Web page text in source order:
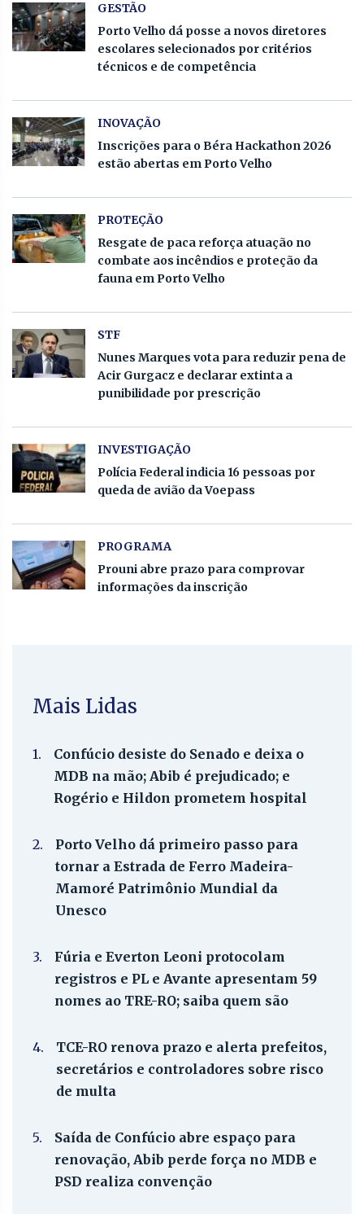
GESTÃO
Porto Velho dá posse a novos diretores
escolares selecionados por critérios
técnicos e de competência
INOVAÇÃO
Inscrições para o Béra Hackathon 2026
estão abertas em Porto Velho
PROTEÇÃO
Resgate de paca reforça atuação no
combate aos incêndios e proteção da
fauna em Porto Velho
STF
Nunes Marques vota para reduzir pena de
Acir Gurgacz e declarar extinta a
punibilidade por prescrição
INVESTIGAÇÃO
Polícia Federal indicia 16 pessoas por
queda de avião da Voepass
PROGRAMA
Prouni abre prazo para comprovar
informações da inscrição
Mais Lidas
1.
Confúcio desiste do Senado e deixa o
MDB na mão; Abib é prejudicado; e
Rogério e Hildon prometem hospital
2.
Porto Velho dá primeiro passo para
tornar a Estrada de Ferro Madeira-
Mamoré Patrimônio Mundial da
Unesco
3.
Fúria e Everton Leoni protocolam
registros e PL e Avante apresentam 59
nomes ao TRE-RO; saiba quem são
4.
TCE-RO renova prazo e alerta prefeitos,
secretários e controladores sobre risco
de multa
5.
Saída de Confúcio abre espaço para
renovação, Abib perde força no MDB e
PSD realiza convenção